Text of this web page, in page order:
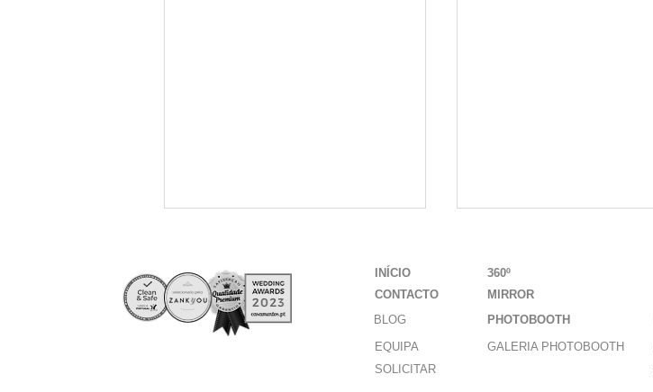
INÍCIO
CONTACTO
BLOG
EQUIPA
SOLICITAR
360º
MIRROR
PHOTOBOOTH
GALERIA PHOTOBOOTH